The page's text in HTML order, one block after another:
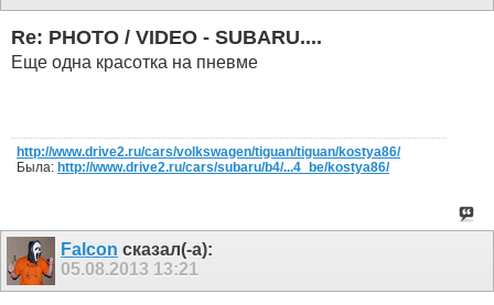
Re: PHOTO / VIDEO - SUBARU....
Еще одна красотка на пневме
http://www.drive2.ru/cars/volkswagen/tiguan/tiguan/kostya86/
Была: http://www.drive2.ru/cars/subaru/b4/...4_be/kostya86/
Falcon сказал(-а):
05.08.2013 13:21